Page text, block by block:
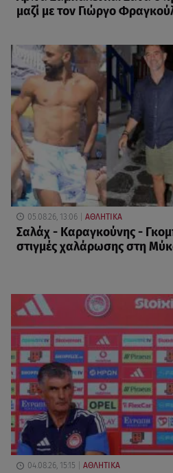
μαζί με τον Γιώργο
05.08.26, 13:06 ΑΘΛΗΤΙΚΑ
Σαλάχ - Καραγκούνης -
στιγμές χαλάρωσης στη
04.08.26, 15:15 ΑΘΛΗΤΙΚΑ